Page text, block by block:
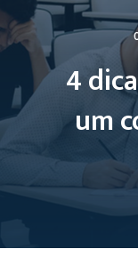
4
um